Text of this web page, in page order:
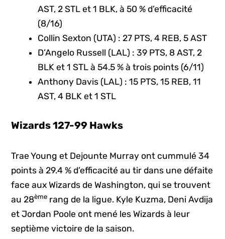
AST, 2 STL et 1 BLK, à 50 % d’efficacité
(8/16)
Collin Sexton (UTA) : 27 PTS, 4 REB, 5 AST
D’Angelo Russell (LAL) : 39 PTS, 8 AST, 2
BLK et 1 STL à 54.5 % à trois points (6/11)
Anthony Davis (LAL) : 15 PTS, 15 REB, 11
AST, 4 BLK et 1 STL
Wizards 127-99 Hawks
Trae Young et Dejounte Murray ont cummulé 34
points à 29.4 % d’efficacité au tir dans une défaite
face aux Wizards de Washington, qui se trouvent
au 28ème rang de la ligue. Kyle Kuzma, Deni Avdija
et Jordan Poole ont mené les Wizards à leur
septième victoire de la saison.